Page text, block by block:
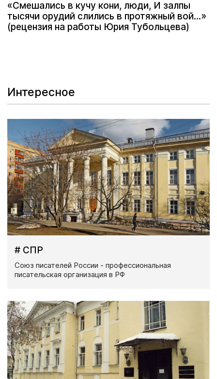
«Смешались в кучу кони, люди, И залпы
тысячи орудий слились в протяжный вой...»
(рецензия на работы Юрия Тубольцева)
Интересное
# СПР
Союз писателей России - профессиональная
писательская организация в РФ